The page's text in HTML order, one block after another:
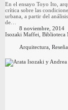
En el ensayo Toyo Ito,
crítica sobre las
urbana, a partir del
de…
8 noviembre, 2014
Isozaki Maffei, Biblioteca
Arquitectura,